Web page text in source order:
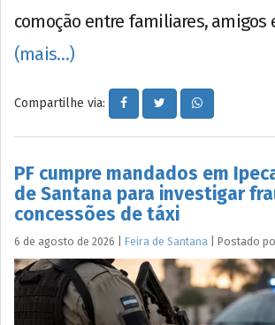
comoção entre familiares, amigos
(mais…)
Compartilhe via:
PF cumpre mandados em
de Santana para investigar
concessões de táxi
6 de agosto de 2026 Feira de Santana Postado